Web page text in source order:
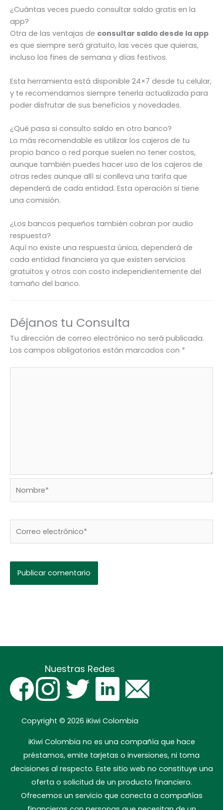
¿Cuántas veces puedo consultar saldo gratis en la
app?
Otra de las ventajas de consultar saldo desde la app
es que siempre será gratuito, las veces que quieras,
incluso los fines de semana y días festivos.
Esta herramienta está disponible 24×7 desde tu celular,
y te recomendamos siempre tenerla actualizada para
poder disfrutar de sus beneficios y novedades.
¿Qué pasa si consulto saldo en otro banco?
Lo más recomendable es utilizar los cajeros de tu
propio banco o red porque suelen no tener costos,
aunque también puedes hacer uso de los cajeros de
otras redes aunque allí si conlleva una tarifa que
dependerá de cada entidad. Esta operación si tiene
una comisión.
¿Los bancos pequeños también cobran por audio
respuesta?
Aquí no existe una respuesta única, dependerá de
cada entidad financiera ya que existen servicios
gratuitos y otros con costo independientemente del
tamaño del banco.
Déjanos tu Consulta
Tu dirección de correo electrónico no será publicada.
Los campos obligatorios están marcados con *
electrónico*
Nuestras Redes
Copyright © 2026 iKiwi Colombia
iKiwi Colombia no es una compañía que hace
préstamos, emite tarjetas o inversiones, ni toma
decisiones al respecto. Este sitio web no constituye una
oferta o solicitud de un producto financiero.
Ofrecemos un servicio que conecta a compañías